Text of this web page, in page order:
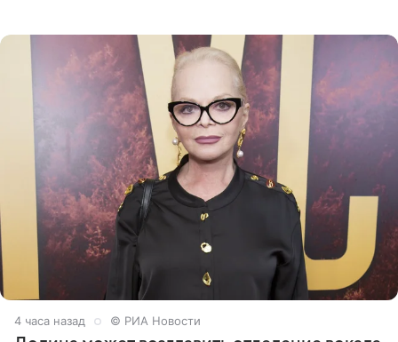
4 часа назад © РИА Новости